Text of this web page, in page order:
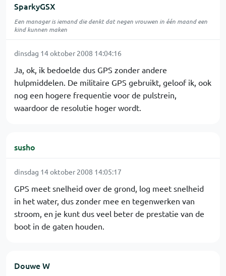
SparkyGSX
Een manager is iemand die denkt dat negen vrouwen in één maand een
kind kunnen maken
dinsdag 14 oktober 2008 14:04:16
Ja, ok, ik bedoelde dus GPS zonder andere
hulpmiddelen. De militaire GPS gebruikt, geloof ik, ook
nog een hogere frequentie voor de pulstrein,
waardoor de resolutie hoger wordt.
susho
dinsdag 14 oktober 2008 14:05:17
GPS meet snelheid over de grond, log meet snelheid
in het water, dus zonder mee en tegenwerken van
stroom, en je kunt dus veel beter de prestatie van de
boot in de gaten houden.
Douwe W